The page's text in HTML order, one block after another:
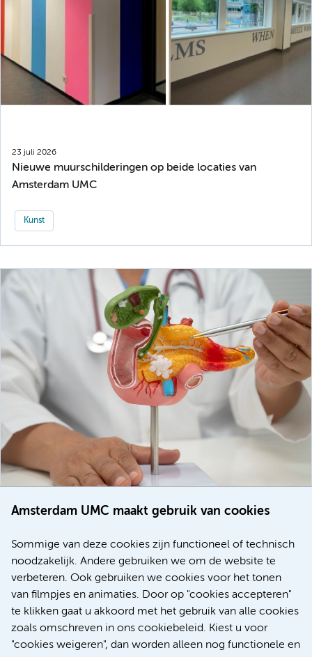
Amsterdam UMC maakt gebruik van cookies
Sommige van deze cookies zijn functioneel of technisch
noodzakelijk. Andere gebruiken we om de website te
verbeteren. Ook gebruiken we cookies voor het tonen
van filmpjes en animaties. Door op "cookies accepteren"
te klikken gaat u akkoord met het gebruik van alle cookies
zoals omschreven in ons cookiebeleid. Kiest u voor
"cookies weigeren", dan worden alleen nog functionele en
23 juli 2026
Nieuwe muurschilderingen op beide locaties van
Amsterdam UMC
Kunst
voor patiënten met alvleesklierkanker verbeteren
Meer